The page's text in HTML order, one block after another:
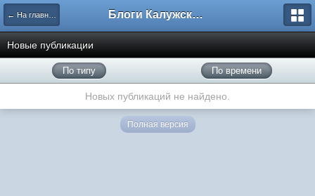
← На главную Блоги Калужского перекрестка
Новые публикации
По типу По времени
Новых публикаций не найдено.
Полная версия